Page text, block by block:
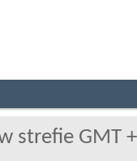
strefie GMT